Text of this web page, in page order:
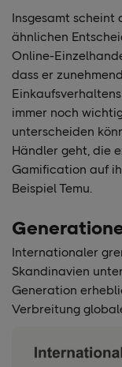
Insgesamt scheint
ähnlichen
Online-
dass er
immer noch
unterscheiden
Händler geht, die
Gamification auf
Beispiel Temu.
Internationaler
Skandinavien
Generation
Verbreitung